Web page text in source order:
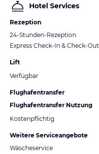
Hotel Services
Rezeption
24-Stunden-Rezeption
Express Check-In & Check-Out
Lift
Verfügbar
Flughafentransfer
Flughafentransfer Nutzung
Kostenpflichtig
Weitere Serviceangebote
Wäscheservice